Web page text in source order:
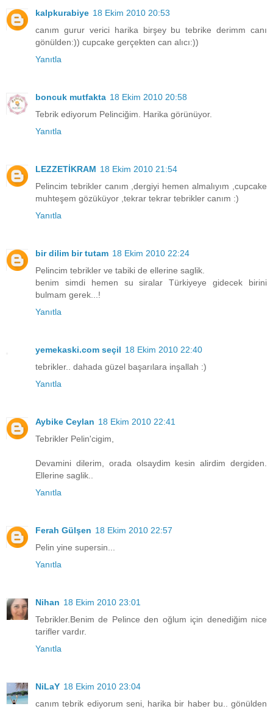
kalpkurabiye 18 Ekim 2010 20:53
canım gurur verici harika birşey bu tebrike derimm canı
gönülden:)) cupcake gerçekten can alıcı:))
Yanıtla
boncuk mutfakta 18 Ekim 2010 20:58
Tebrik ediyorum Pelinciğim. Harika görünüyor.
Yanıtla
LEZZETİKRAM 18 Ekim 2010 21:54
Pelincim tebrikler canım ,dergiyi hemen almalıyım ,cupcake
muhteşem gözüküyor ,tekrar tekrar tebrikler canım :)
Yanıtla
bir dilim bir tutam 18 Ekim 2010 22:24
Pelincim tebrikler ve tabiki de ellerine saglik.
benim simdi hemen su siralar Türkiyeye gidecek birini
bulmam gerek...!
Yanıtla
yemekaski.com seçil 18 Ekim 2010 22:40
tebrikler.. dahada güzel başarılara inşallah :)
Yanıtla
Aybike Ceylan 18 Ekim 2010 22:41
Tebrikler Pelin'cigim,
Devamini dilerim, orada olsaydim kesin alirdim dergiden.
Ellerine saglik..
Yanıtla
Ferah Gülşen 18 Ekim 2010 22:57
Pelin yine supersin...
Yanıtla
Nihan 18 Ekim 2010 23:01
Tebrikler.Benim de Pelince den oğlum için denediğim nice
tarifler vardır.
Yanıtla
NiLaY 18 Ekim 2010 23:04
canım tebrik ediyorum seni, harika bir haber bu.. gönülden